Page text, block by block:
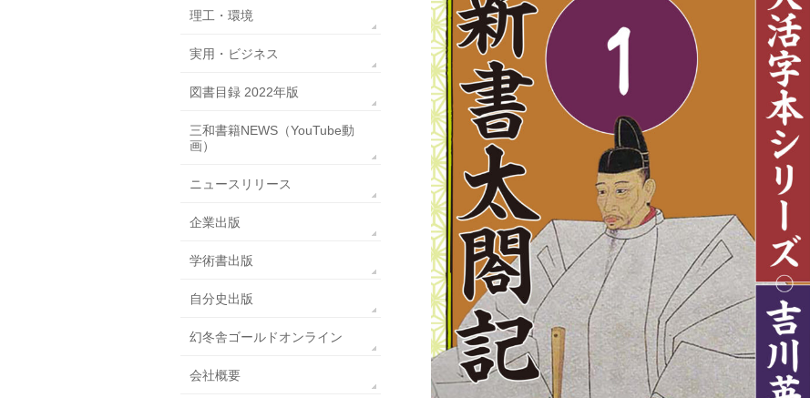
理工・環境
実用・ビジネス
図書目録 2022年版
三和書籍NEWS（YouTube動
画）
ニュースリリース
企業出版
学術書出版
自分史出版
幻冬舎ゴールドオンライン
会社概要